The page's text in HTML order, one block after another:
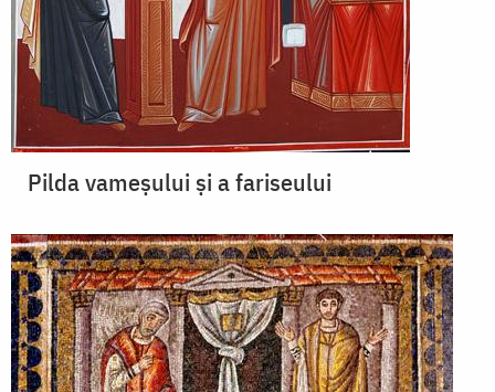
Pilda vameșului și a fariseului